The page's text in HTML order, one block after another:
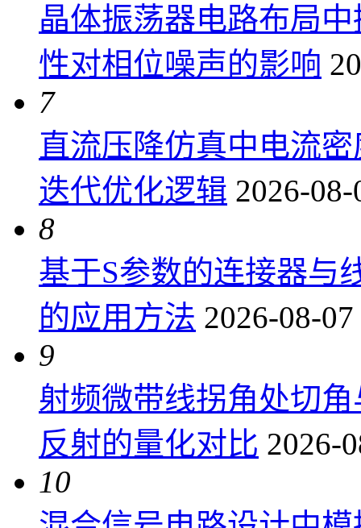
晶体振荡器电路布局
性对相位噪声的影响
7
直流压降仿真中电流
迭代优化逻辑 2026-
8
基于S参数的连接器与
的应用方法 2026-08-
9
射频微带线拐角处切
反射的量化对比 2026-
10